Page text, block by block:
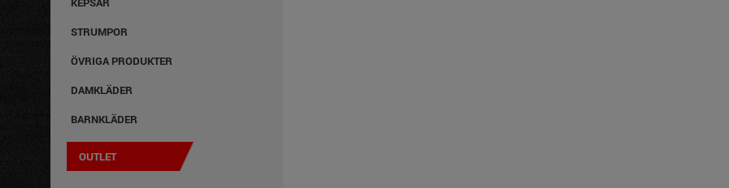
STRUMPOR
ÖVRIGA PRODUKTER
DAMKLÄDER
BARNKLÄDER
OUTLET